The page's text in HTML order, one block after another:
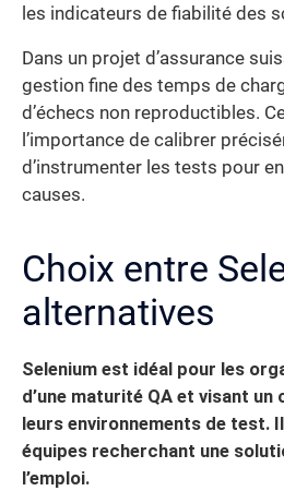
les indicateurs de fiabilité des
Dans un projet d’assurance
gestion fine des temps de
d’échecs non reproductibles.
l’importance de calibrer
d’instrumenter les tests pour
causes.
Choix entre
alternatives
Selenium est idéal pour les
d’une maturité QA et visant
leurs environnements de test.
équipes recherchant une
l’emploi.